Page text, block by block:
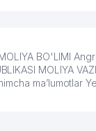
MOLIYA BO'LIMI
MOLIYA
ma’lumotlar